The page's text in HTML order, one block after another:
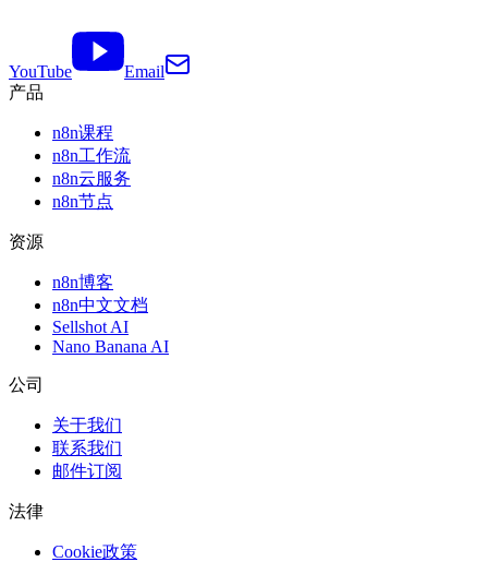
YouTube
Email
产品
n8n课程
n8n工作流
n8n云服务
n8n节点
资源
n8n博客
n8n中文文档
Sellshot AI
Nano Banana AI
公司
关于我们
联系我们
邮件订阅
法律
Cookie政策